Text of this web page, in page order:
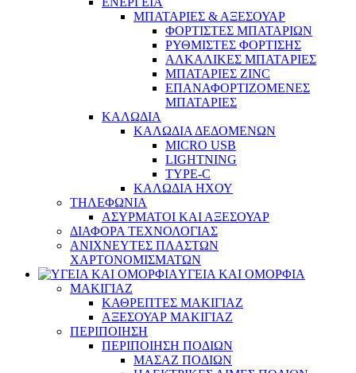
ΜΠΑΤΑΡΙΕΣ & ΑΞΕΣΟΥΑΡ
ΦΟΡΤΙΣΤΕΣ ΜΠΑΤΑΡΙΩΝ
ΡΥΘΜΙΣΤΕΣ ΦΟΡΤΙΣΗΣ
ΑΛΚΑΛΙΚΕΣ ΜΠΑΤΑΡΙΕΣ
ΜΠΑΤΑΡΙΕΣ ZINC
ΕΠΑΝΑΦΟΡΤΙΖΟΜΕΝΕΣ
ΜΠΑΤΑΡΙΕΣ
ΚΑΛΩΔΙΑ
ΚΑΛΩΔΙΑ ΔΕΔΟΜΕΝΩΝ
MICRO USB
LIGHTNING
TYPE-C
ΚΑΛΩΔΙΑ ΗΧΟΥ
ΤΗΛΕΦΩΝΙΑ
ΑΣΥΡΜΑΤΟΙ ΚΑΙ ΑΞΕΣΟΥΑΡ
ΔΙΑΦΟΡΑ ΤΕΧΝΟΛΟΓΙΑΣ
ΑΝΙΧΝΕΥΤΕΣ ΠΛΑΣΤΩΝ
ΧΑΡΤΟΝΟΜΙΣΜΑΤΩΝ
ΥΓΕΙΑ ΚΑΙ ΟΜΟΡΦΙΑ
ΜΑΚΙΓΙΑΖ
ΚΑΘΡΕΠΤΕΣ ΜΑΚΙΓΙΑΖ
ΑΞΕΣΟΥΑΡ ΜΑΚΙΓΙΑΖ
ΠΕΡΙΠΟΙΗΣΗ
ΠΕΡΙΠΟΙΗΣΗ ΠΟΔΙΩΝ
ΜΑΣΑΖ ΠΟΔΙΩΝ